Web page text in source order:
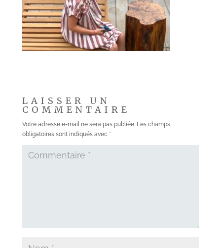
LAISSER UN
COMMENTAIRE
Votre adresse e-mail ne sera pas publiée. Les champs
obligatoires sont indiqués avec *